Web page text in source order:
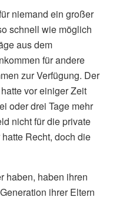
niemand ein großer
schnell wie möglich
aus dem
für andere
zur Verfügung. Der
vor einiger Zeit
oder drei Tage mehr
nicht für die private
Recht, doch die
haben, haben ihren
ihrer Eltern